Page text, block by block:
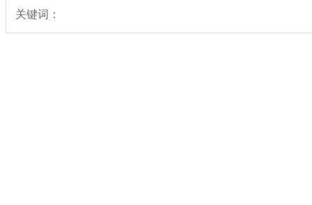
关键词：